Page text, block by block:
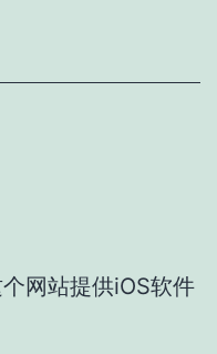
网站提供iOS软件